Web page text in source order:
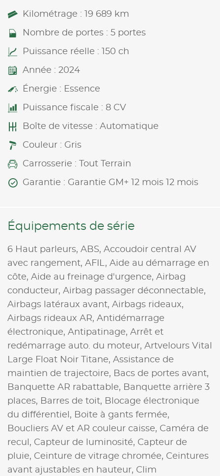
Kilométrage : 19 689 km
Nombre de portes : 5 portes
Puissance réelle : 150 ch
Année : 2024
Énergie : Essence
Puissance fiscale : 8 CV
Boîte de vitesse : Automatique
Couleur : Gris
Carrosserie : Tout Terrain
Garantie : Garantie GM+ 12 mois 12 mois
Équipements de série
6 Haut parleurs, ABS, Accoudoir central AV
avec rangement, AFIL, Aide au démarrage en
côte, Aide au freinage d'urgence, Airbag
conducteur, Airbag passager déconnectable,
Airbags latéraux avant, Airbags rideaux,
Airbags rideaux AR, Antidémarrage
électronique, Antipatinage, Arrêt et
redémarrage auto. du moteur, Artvelours Vital
Large Float Noir Titane, Assistance de
maintien de trajectoire, Bacs de portes avant,
Banquette AR rabattable, Banquette arrière 3
places, Barres de toit, Blocage électronique
du différentiel, Boite à gants fermée,
Boucliers AV et AR couleur caisse, Caméra de
recul, Capteur de luminosité, Capteur de
pluie, Ceinture de vitrage chromée, Ceintures
avant ajustables en hauteur, Clim